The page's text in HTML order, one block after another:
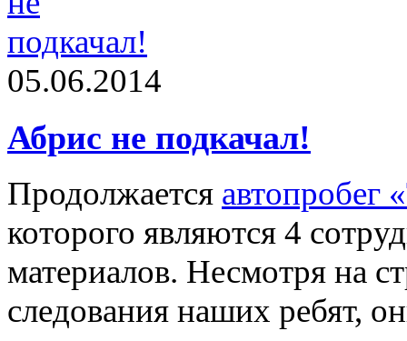
05.06.2014
Абрис не подкачал!
Продолжается автопробег
которого являются 4
материалов. Несмотря на
следования наших ребят,